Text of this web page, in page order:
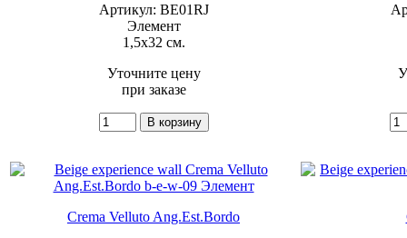
Артикул: BE01RJ
Элемент
1,5x32 см.
Уточните цену
при заказе
Crema Velluto Ang.Est.Bordo